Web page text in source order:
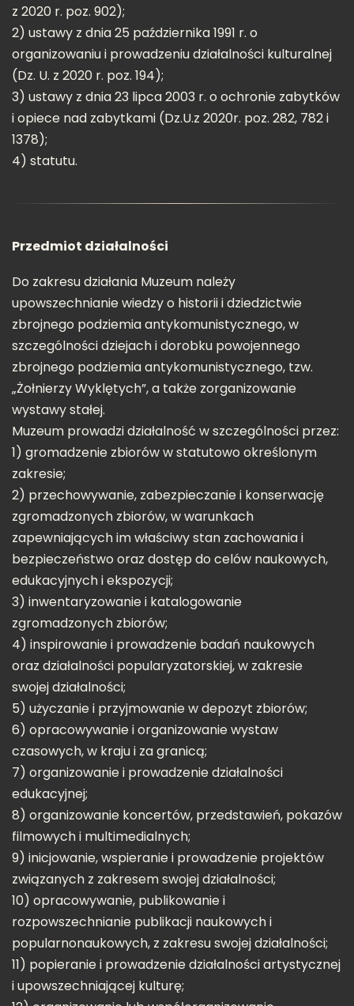
z 2020 r. poz. 902);
2) ustawy z dnia 25 października 1991 r. o
organizowaniu i prowadzeniu działalności kulturalnej
(Dz. U. z 2020 r. poz. 194);
3) ustawy z dnia 23 lipca 2003 r. o ochronie zabytków
i opiece nad zabytkami (Dz.U.z 2020r. poz. 282, 782 i
1378);
4) statutu.
Przedmiot działalności
Do zakresu działania Muzeum należy
upowszechnianie wiedzy o historii i dziedzictwie
zbrojnego podziemia antykomunistycznego, w
szczególności dziejach i dorobku powojennego
zbrojnego podziemia antykomunistycznego, tzw.
„Żołnierzy Wyklętych”, a także zorganizowanie
wystawy stałej.
Muzeum prowadzi działalność w szczególności przez:
1) gromadzenie zbiorów w statutowo określonym
zakresie;
2) przechowywanie, zabezpieczanie i konserwację
zgromadzonych zbiorów, w warunkach
zapewniających im właściwy stan zachowania i
bezpieczeństwo oraz dostęp do celów naukowych,
edukacyjnych i ekspozycji;
3) inwentaryzowanie i katalogowanie
zgromadzonych zbiorów;
4) inspirowanie i prowadzenie badań naukowych
oraz działalności popularyzatorskiej, w zakresie
swojej działalności;
5) użyczanie i przyjmowanie w depozyt zbiorów;
6) opracowywanie i organizowanie wystaw
czasowych, w kraju i za granicą;
7) organizowanie i prowadzenie działalności
edukacyjnej;
8) organizowanie koncertów, przedstawień, pokazów
filmowych i multimedialnych;
9) inicjowanie, wspieranie i prowadzenie projektów
związanych z zakresem swojej działalności;
10) opracowywanie, publikowanie i
rozpowszechnianie publikacji naukowych i
popularnonaukowych, z zakresu swojej działalności;
11) popieranie i prowadzenie działalności artystycznej
i upowszechniającej kulturę;